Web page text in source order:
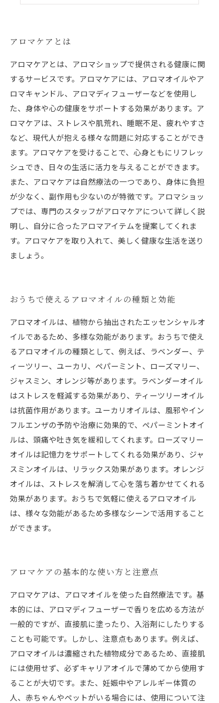
アロマケアとは
アロマケアとは、アロマショップで提供される健康に関
するサービスです。アロマケアには、アロマオイルやア
ロマキャンドル、アロマディフューザーなどを使用し
た、身体や心の健康をサポートする効果があります。ア
ロマケアは、ストレスや肌荒れ、睡眠不足、疲れやすさ
など、現代人が抱える様々な問題に対応することができ
ます。アロマケアを受けることで、心身ともにリフレッ
シュでき、日々の生活に活力を与えることができます。
また、アロマケアは自然療法の一つであり、身体に負担
が少なく、副作用も少ないのが特徴です。アロマショッ
プでは、専門のスタッフがアロマケアについて詳しく説
明し、自分に合ったアロマアイテムを提案してくれま
す。アロマケアを取り入れて、美しく健康な生活を送り
ましょう。
おうちで使えるアロマオイルの種類と効能
アロマオイルは、植物から抽出されたエッセンシャルオ
イルであるため、多様な効能があります。おうちで使え
るアロマオイルの種類として、例えば、ラベンダー、テ
ィーツリー、ユーカリ、ペパーミント、ローズマリー、
ジャスミン、オレンジ等があります。ラベンダーオイル
はストレスを軽減する効果があり、ティーツリーオイル
は抗菌作用があります。ユーカリオイルは、風邪やイン
フルエンザの予防や治療に効果的で、ペパーミントオイ
ルは、頭痛や吐き気を緩和してくれます。ローズマリー
オイルは記憶力をサポートしてくれる効果があり、ジャ
スミンオイルは、リラックス効果があります。オレンジ
オイルは、ストレスを解消して心を落ち着かせてくれる
効果があります。おうちで気軽に使えるアロマオイル
は、様々な効能があるため多様なシーンで活用すること
ができます。
アロマケアの基本的な使い方と注意点
アロマケアは、アロマオイルを使った自然療法です。基
本的には、アロマディフューザーで香りを広める方法が
一般的ですが、直接肌に塗ったり、入浴剤にしたりする
ことも可能です。しかし、注意点もあります。例えば、
アロマオイルは濃縮された植物成分であるため、直接肌
には使用せず、必ずキャリアオイルで薄めてから使用す
ることが大切です。また、妊娠中やアレルギー体質の
人、赤ちゃんやペットがいる場合には、使用について注